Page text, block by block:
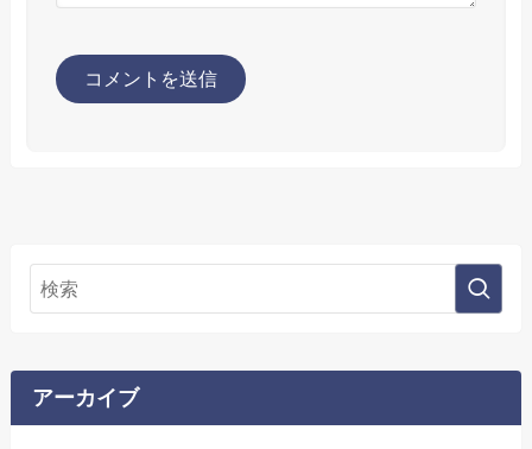
アーカイブ